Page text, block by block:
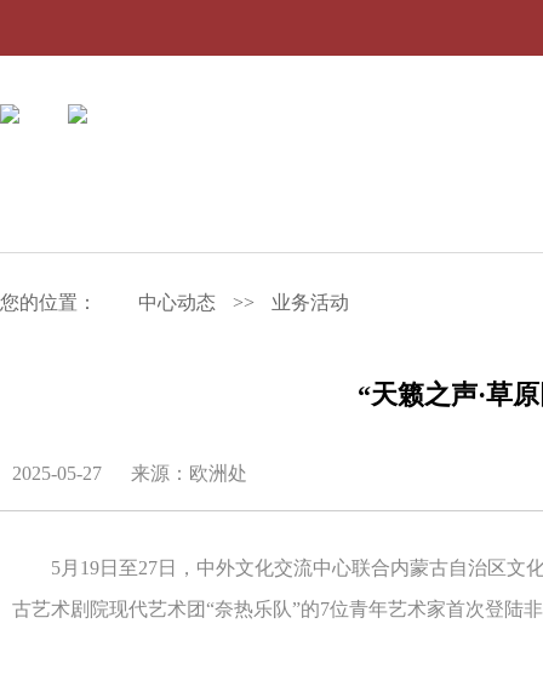
您的位置： 中心动态 >> 业务活动
“天籁之声·草
2025-05-27 来源：欧洲处
5月19日至27日，中外文化交流中心联合内蒙古自治区文化
古艺术剧院现代艺术团“奈热乐队”的7位青年艺术家首次登陆